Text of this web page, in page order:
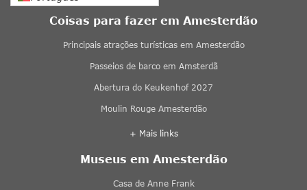
Coisas para fazer em Amesterdão
Principais atrações turísticas em Amesterdão
Passeios de barco em Amsterdã
Abertura do Keukenhof 2027
Moulin Rouge Amesterdão
+ Mais links
Museus em Amesterdão
Casa de Anne Frank